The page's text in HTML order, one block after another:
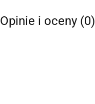
Opinie i oceny (0)